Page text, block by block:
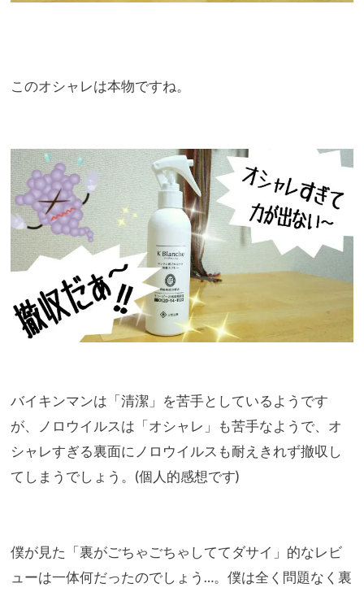
このオシャレは本物ですね。
バイキンマンは「清潔」を苦手としているようです
が、
ノロウイルスは「オシャレ」も苦手なようで、 オ
シャレすぎる裏面にノロウイルスも耐えきれず撤収し
てしまうでしょう。(個人的感想です)
僕が見た「裏がごちゃごちゃしててダサイ」 的なレビ
ューは一体何だったのでしょう…。 僕は全く問題なく裏